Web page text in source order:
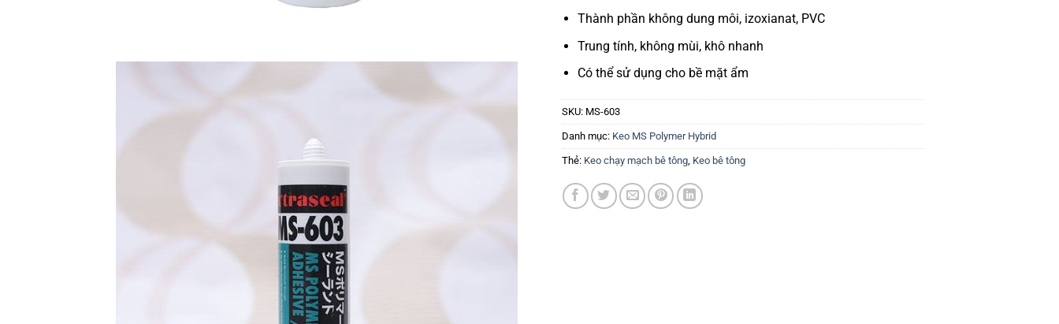
Thành phần không dung môi, izoxianat, PVC
Trung tính, không mùi, khô nhanh
Có thể sử dụng cho bề mặt ẩm
SKU: MS-603
Danh mục: Keo MS Polymer Hybrid
Thẻ: Keo chạy mạch bê tông, Keo bê tông